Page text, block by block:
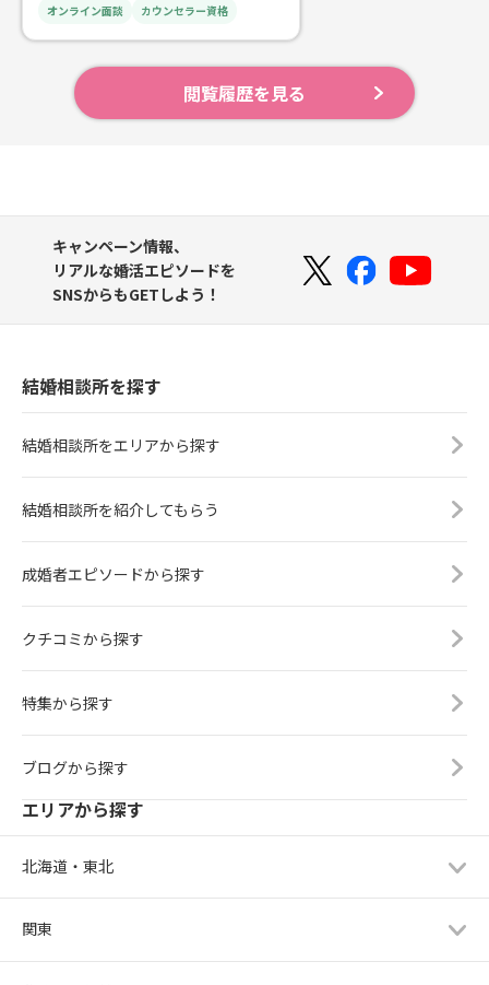
dge（ラバリッジ）カウンセラー：
進藤愛架
オンライン面談
カウンセラー資格
閲覧履歴を見る
キャンペーン情報、
リアルな婚活エピソードを
SNSからもGETしよう！
結婚相談所を探す
結婚相談所をエリアから探す
結婚相談所を紹介してもらう
成婚者エピソードから探す
クチコミから探す
特集から探す
ブログから探す
エリアから探す
北海道・東北
関東